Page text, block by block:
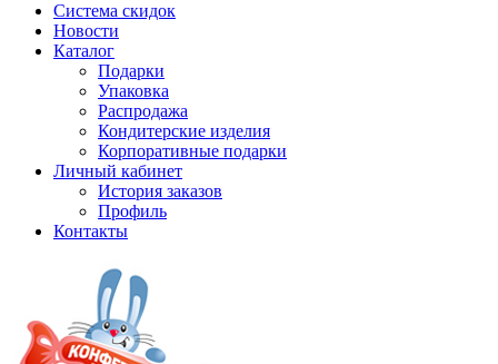
Система скидок
Новости
Каталог
Подарки
Упаковка
Распродажа
Кондитерские изделия
Корпоративные подарки
Личный кабинет
История заказов
Профиль
Контакты